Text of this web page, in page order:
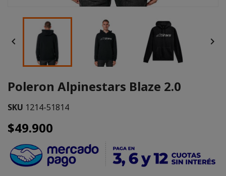
 
Poleron Alpinestars Blaze 2.0
SKU 1214-51814
$49.900